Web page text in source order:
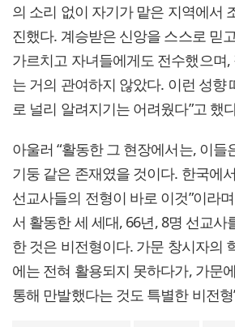
의 소리 없이 자기가 맡은 지역에서
진했다. 계승받은 신앙을 스스로 믿
가르치고 자녀들에게도 전수했으며
는 거의 관여하지 않았다. 이런 성향
로 널리 알려지기는 어려웠다”고 했
아울러 “활동한 그 현장에서는, 이들
기둥 같은 존재였을 것이다. 한국에
선교사들의 전형이 바로 이것”이라
서 활동한 세 세대, 66년, 8명 선교사
한 것은 비전형이다. 가문 창시자의
에는 전혀 활용되지 못하다가, 가문
통해 만발했다는 것도 특별한 비전